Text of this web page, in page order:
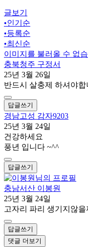
글보기
•인기순
•등록순
•최신순
이미지를 불러올 수 없
충북청주 구정서
25년 3월 26일
반드시 살충제 하셔야합
답글쓰기
경남고성 감자9203
25년 3월 24일
건강하세요
풍년 입니다 ~^^
답글쓰기
충남서산 이봉원
25년 3월 24일
고자리 파리 생기지않을
답글쓰기
댓글 더보기